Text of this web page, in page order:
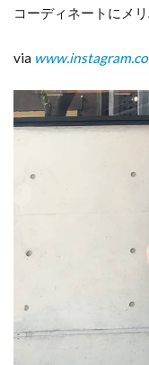
コーディネートにメ
via